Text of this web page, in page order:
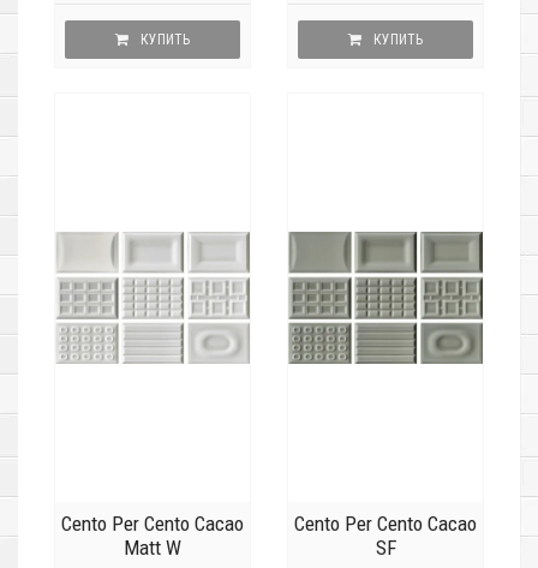
КУПИТЬ КУПИТЬ
Cento Per Cento Cacao
Matt W
Cento Per Cento Cacao
SF